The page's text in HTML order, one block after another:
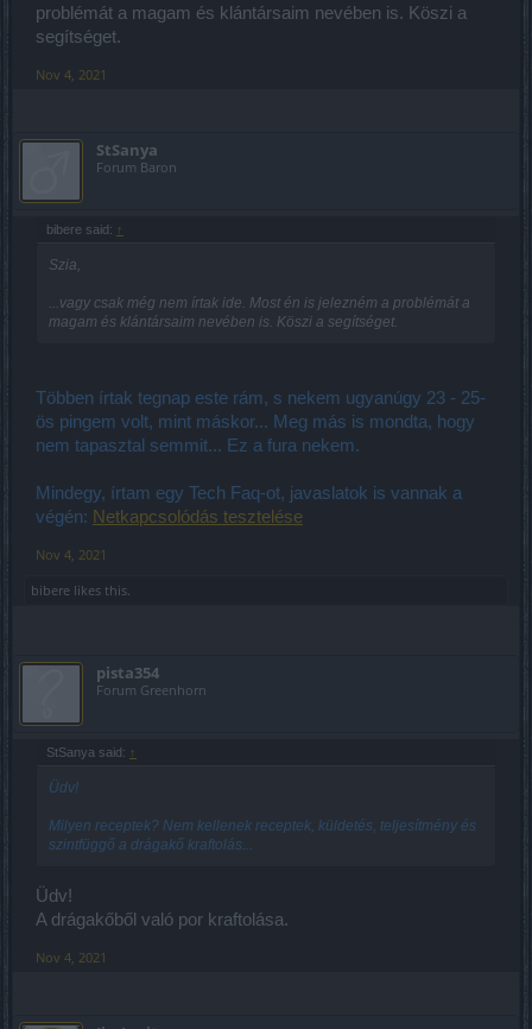
problémát a magam és klántársaim nevében is. Köszi a
segítséget.
Nov 4, 2021
StSanya
Forum Baron
bibere said: ↑
Szia,
...vagy csak még nem írtak ide. Most én is jelezném a problémát a
magam és klántársaim nevében is. Köszi a segítséget.
Többen írtak tegnap este rám, s nekem ugyanúgy 23 - 25-
ös pingem volt, mint máskor... Meg más is mondta, hogy
nem tapasztal semmit... Ez a fura nekem.
Mindegy, írtam egy Tech Faq-ot, javaslatok is vannak a
végén: Netkapcsolódás tesztelése
Nov 4, 2021
bibere likes this.
pista354
Forum Greenhorn
StSanya said: ↑
Üdv!
Milyen receptek? Nem kellenek receptek, küldetés, teljesítmény és
szintfüggő a drágakő kraftolás...
Üdv!
A drágakőből való por kraftolása.
Nov 4, 2021